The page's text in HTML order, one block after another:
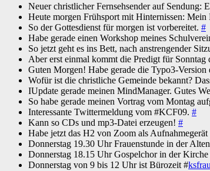
Neuer christlicher Fernsehsender auf Sendung:
Heute morgen Frühsport mit Hinternissen: Mein
So der Gottesdienst für morgen ist vorbereitet. #
Habe gerade einen Workshop meines
So jetzt geht es ins Bett, nach anstrengender
Aber erst einmal kommt die Predigt für Sonntag
Guten Morgen! Habe gerade die Typo3-
Wofür ist die christliche Gemeinde bekannt?
IUpdate gerade meinen MindManager. Gutes
So habe gerade meinen Vortrag vom Montag
Interessante Twittermeldung vom #KCF09. #
Kann so CDs und mp3-Datei erzeugen! #
Habe jetzt das H2 von Zoom als
Donnerstag 19.30 Uhr Frauenstunde in der
Donnerstag 18.15 Uhr Gospelchor in der
Donnerstag von 9 bis 12 Uhr ist Bürozeit #